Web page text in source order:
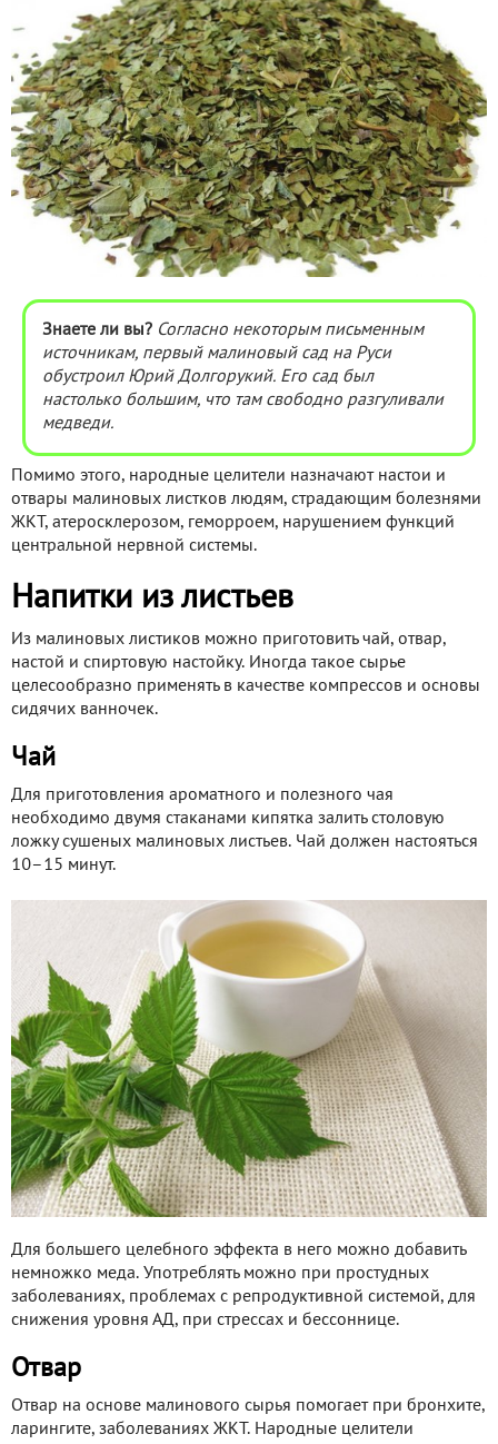
Знаете ли вы? Согласно некоторым письменным
источникам, первый малиновый сад на Руси
обустроил Юрий Долгорукий. Его сад был
настолько большим, что там свободно разгуливали
медведи.
Помимо этого, народные целители назначают настои и
отвары малиновых листков людям, страдающим болезнями
ЖКТ, атеросклерозом, геморроем, нарушением функций
центральной нервной системы.
Напитки из листьев
Из малиновых листиков можно приготовить чай, отвар,
настой и спиртовую настойку. Иногда такое сырье
целесообразно применять в качестве компрессов и основы
сидячих ванночек.
Чай
Для приготовления ароматного и полезного чая
необходимо двумя стаканами кипятка залить столовую
ложку сушеных малиновых листьев. Чай должен настояться
10–15 минут.
Для большего целебного эффекта в него можно добавить
немножко меда. Употреблять можно при простудных
заболеваниях, проблемах с репродуктивной системой, для
снижения уровня АД, при стрессах и бессоннице.
Отвар
Отвар на основе малинового сырья помогает при бронхите,
ларингите, заболеваниях ЖКТ. Народные целители